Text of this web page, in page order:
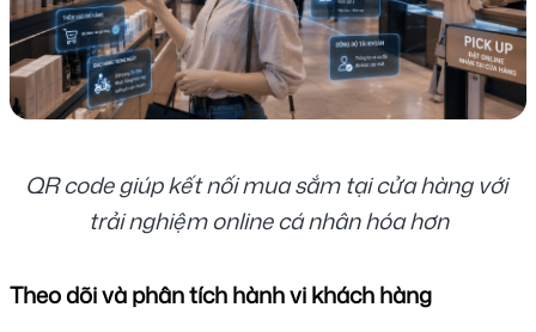
QR code giúp kết nối mua sắm tại cửa hàng với
trải nghiệm online cá nhân hóa hơn
Theo dõi và phân tích hành vi khách hàng